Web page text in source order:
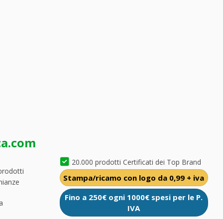
20.000 prodotti Certificati dei Top Brand
Stampa/ricamo con logo da 0,99 + iva
Fino a 250€ ogni 1000€ spesi per le P.
IVA